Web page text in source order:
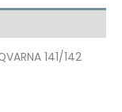
141/142